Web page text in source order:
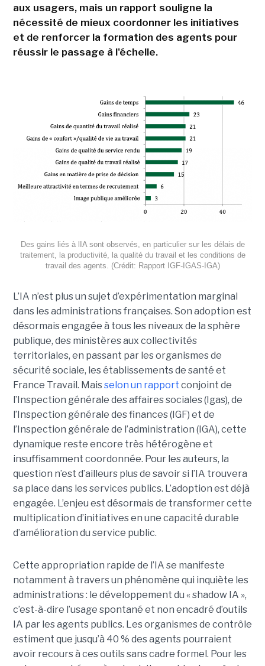
aux usagers, mais un rapport souligne la
nécessité de mieux coordonner les initiatives
et de renforcer la formation des agents pour
réussir le passage à l'échelle.
Des gains liés à lIA sont observés, en particulier sur les délais de
traitement, la productivité, la qualité du travail et les conditions de
travail des agents. (Crédit: Rapport IGF-IGAS-IGA)
L’IA n’est plus un sujet d’expérimentation marginal
dans les administrations françaises. Son adoption est
désormais engagée à tous les niveaux de la sphère
publique, des ministères aux collectivités
territoriales, en passant par les organismes de
sécurité sociale, les établissements de santé et
France Travail. Maisselon un rapport conjoint de
l’Inspection générale des affaires sociales (Igas), de
l’Inspection générale des finances (IGF) et de
l’Inspection générale de l’administration (IGA), cette
dynamique reste encore très hétérogène et
insuffisamment coordonnée. Pour les auteurs, la
question n’est d’ailleurs plus de savoir si l’IA trouvera
sa place dans les services publics. L’adoption est déjà
engagée. L’enjeu est désormais de transformer cette
multiplication d’initiatives en une capacité durable
d’amélioration du service public.
Cette appropriation rapide de l’IA se manifeste
notamment à travers un phénomène qui inquiète les
administrations : le développement du « shadow IA »,
c’est-à-dire l’usage spontané et non encadré d’outils
IA par les agents publics. Les organismes de contrôle
estiment que jusqu’à 40 % des agents pourraient
avoir recours à ces outils sans cadre formel. Pour les